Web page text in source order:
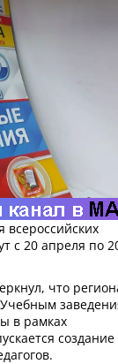
всероссийских
с 20 апреля по
что
в рамках
создание